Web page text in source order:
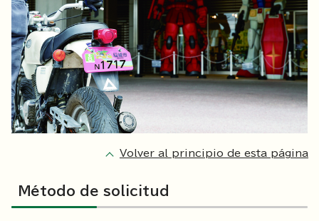
Volver al principio de esta página
Método de solicitud